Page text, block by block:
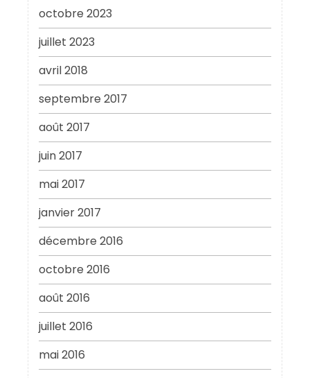
octobre 2023
juillet 2023
avril 2018
septembre 2017
août 2017
juin 2017
mai 2017
janvier 2017
décembre 2016
octobre 2016
août 2016
juillet 2016
mai 2016